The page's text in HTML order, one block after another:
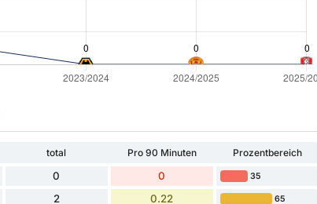
total Pro 90 Minuten
Prozentbereich
0 0 35
2 0.22 65